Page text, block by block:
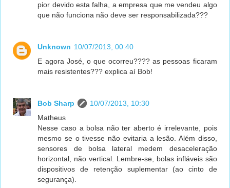
pior devido esta falha, a empresa que me vendeu algo
que não funciona não deve ser responsabilizada???
Unknown 10/07/2013, 00:40
E agora José, o que ocorreu???? as pessoas ficaram
mais resistentes??? explica aí Bob!
Bob Sharp
10/07/2013, 10:30
Matheus
Nesse caso a bolsa não ter aberto é irrelevante, pois
mesmo se o tivesse não evitaria a lesão. Além disso,
sensores de bolsa lateral medem desaceleração
horizontal, não vertical. Lembre-se, bolas infláveis são
dispositivos de retenção suplementar (ao cinto de
segurança).